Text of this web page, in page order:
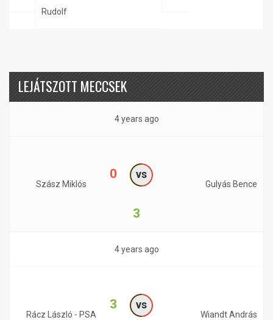
Rudolf
LEJÁTSZOTT MECCSEK
4 years ago
Szász Miklós
0 vs
3
Gulyás Bence
4 years ago
Rácz László - PSA
3 vs
Wiandt András